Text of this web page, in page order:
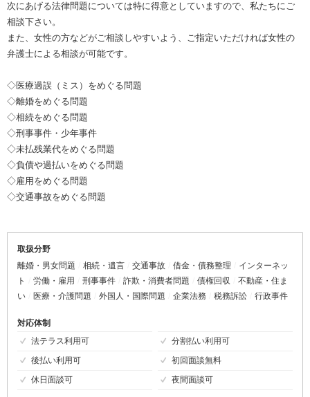
次にあげる法律問題については特に得意としていますので、私たちにご
相談下さい。
また、女性の方などがご相談しやすいよう、ご指定いただければ女性の
弁護士による相談が可能です。
◇医療過誤（ミス）をめぐる問題
◇離婚をめぐる問題
◇相続をめぐる問題
◇刑事事件・少年事件
◇未払残業代をめぐる問題
◇負債や過払いをめぐる問題
◇雇用をめぐる問題
◇交通事故をめぐる問題
取扱分野
離婚・男女問題
相続・遺言 交通事故 借金・債務整理
インターネッ
ト
労働・雇用 刑事事件 詐欺・消費者問題 債権回収
不動産・住ま
い
医療・介護問題 外国人・国際問題 企業法務 税務訴訟 行政事件
対応体制
法テラス利用可
分割払い利用可
後払い利用可
初回面談無料
休日面談可
夜間面談可